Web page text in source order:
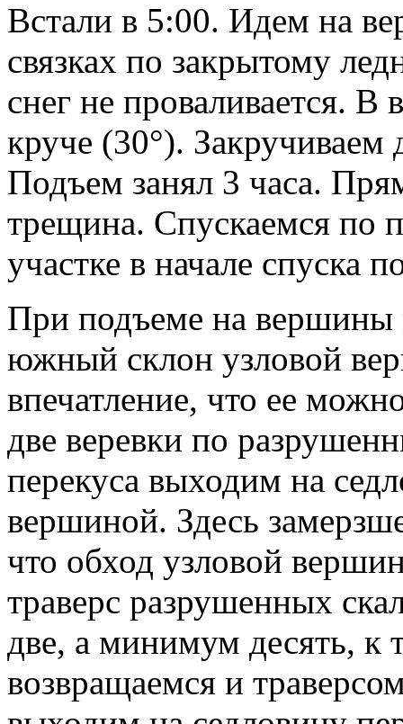
Встали в 5:00. Идем на
связках по закрытому
снег не проваливается. В
круче (30°). Закручиваем
Подъем занял 3 часа.
трещина. Спускаемся по
участке в начале спуска
При подъеме на вершины
южный склон узловой
впечатление, что ее
две веревки по
перекуса выходим на
вершиной. Здесь
что обход узловой
траверс разрушенных
две, а минимум десять, к
возвращаемся и